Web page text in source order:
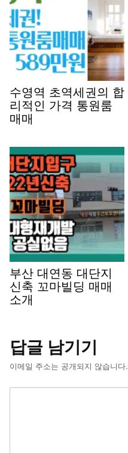
수영역 초역세권의 합
리적인 가격 통원룸
매매
부산 대연동 대단지
신축 꼬마빌딩 매매
소개
답글 남기기
이메일 주소는 공개되지 않습니다.